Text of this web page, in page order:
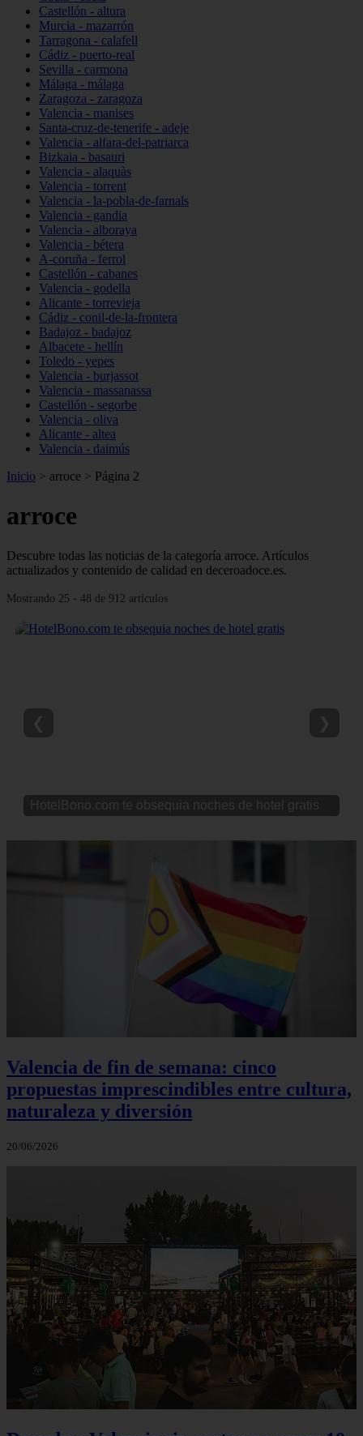
Castellón - altura
Murcia - mazarrón
Tarragona - calafell
Cádiz - puerto-real
Sevilla - carmona
Málaga - málaga
Zaragoza - zaragoza
Valencia - manises
Santa-cruz-de-tenerife - adeje
Valencia - alfara-del-patriarca
Bizkaia - basauri
Valencia - alaquàs
Valencia - torrent
Valencia - la-pobla-de-farnals
Valencia - gandia
Valencia - alboraya
Valencia - bétera
A-coruña - ferrol
Castellón - cabanes
Valencia - godella
Alicante - torrevieja
Cádiz - conil-de-la-frontera
Badajoz - badajoz
Albacete - hellín
Toledo - yepes
Valencia - burjassot
Valencia - massanassa
Castellón - segorbe
Valencia - oliva
Alicante - altea
Valencia - daimús
Inicio > arroce > Página 2
arroce
Descubre todas las noticias de la categoría arroce. Artículos
actualizados y contenido de calidad en deceroadoce.es.
Mostrando 25 - 48 de 912 artículos
HotelBono.com te obsequia noches de hotel gratis
Valencia de fin de semana: cinco
propuestas imprescindibles entre cultura,
naturaleza y diversión
20/06/2026